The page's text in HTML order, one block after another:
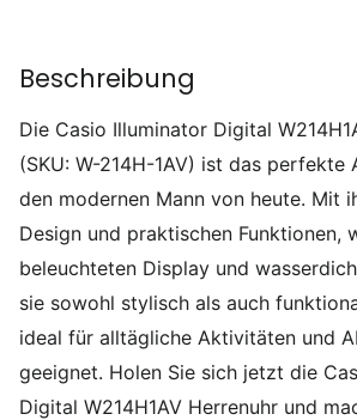
Beschreibung
Die Casio Illuminator Digital
(SKU: W-214H-1AV) ist das perfekte
den modernen Mann von heute. Mit
Design und praktischen Funktionen,
beleuchteten Display und
sie sowohl stylisch als auch
ideal für alltägliche Aktivitäten und
geeignet. Holen Sie sich jetzt die
Digital W214H1AV Herrenuhr und